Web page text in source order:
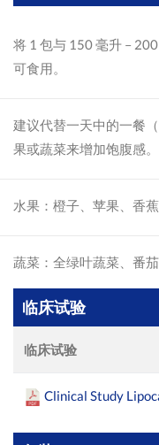
将 1 包与 150 毫升 –
可食用。
建议代替一天中的一餐
果或蔬菜来增加饱腹感。
水果：橙子、苹果、香
蔬菜：全绿叶蔬菜、番
临床试验
临床试验
Clinical Study